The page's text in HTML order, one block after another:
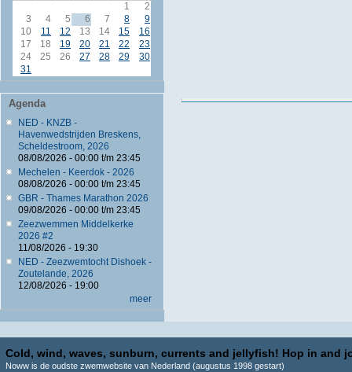
1
2
3
4 5 6 7 8
9
10
11 12 13 14 15
16
17
18 19 20 21 22
23
24
25 26 27 28 29
30
31
Agenda
NED - KNZB -
Havenwedstrijden Breskens,
Scheldestroom, 2026
08/08/2026 - 00:00t/m 23:45
Mechelen - Keerdok - 2026
08/08/2026 - 00:00t/m 23:45
GBR - Thames Marathon 2026
09/08/2026 - 00:00t/m 23:45
Zeezwemmen Middelkerke
2026 #2
11/08/2026 - 19:30
NED - Zeezwemtocht Dishoek -
Zoutelande, 2026
12/08/2026 - 19:00
meer
Cold, wind, waves, sunburn, currents and jellyfish! Hop in and
Noww is de oudste zwemwebsite van Nederland (augustus 1998 gestart)